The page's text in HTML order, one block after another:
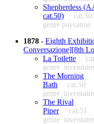
Shepherdess
cat.50)
cat.50
genre paysanne
1878 - Eighth
Conversazione][8th
La Toilette
genre
The Morning
Bath
cat.50
genre
The Rival
Piper
cat.51
genre